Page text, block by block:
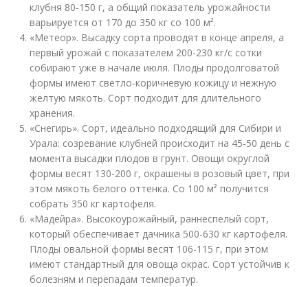
клубня 80-150 г, а общий показатель урожайности
варьируется от 170 до 350 кг со 100 м².
«Метеор». Высадку сорта проводят в конце апреля, а
первый урожай с показателем 200-230 кг/с сотки
собирают уже в начале июля. Плоды продолговатой
формы имеют светло-коричневую кожицу и нежную
желтую мякоть. Сорт подходит для длительного
хранения.
«Снегирь». Сорт, идеально подходящий для Сибири и
Урала: созревание клубней происходит на 45-50 день с
момента высадки плодов в грунт. Овощи округлой
формы весят 130-200 г, окрашены в розовый цвет, при
этом мякоть белого оттенка. Со 100 м² получится
собрать 350 кг картофеля.
«Мадейра». Высокоурожайный, раннеспелый сорт,
который обеспечивает дачника 500-630 кг картофеля.
Плоды овальной формы весят 106-115 г, при этом
имеют стандартный для овоща окрас. Сорт устойчив к
болезням и перепадам температур.